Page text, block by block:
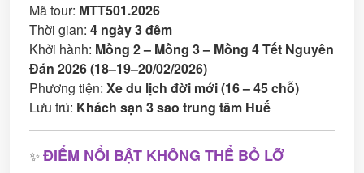
Mã tour: MTT501.2026
Thời gian: 4 ngày 3 đêm
Khởi hành: Mồng 2 – Mồng 3 – Mồng 4 Tết Nguyên
Đán 2026 (18–19–20/02/2026)
Phương tiện: Xe du lịch đời mới (16 – 45 chỗ)
Lưu trú: Khách sạn 3 sao trung tâm Huế
✨ ĐIỂM NỔI BẬT KHÔNG THỂ BỎ LỠ